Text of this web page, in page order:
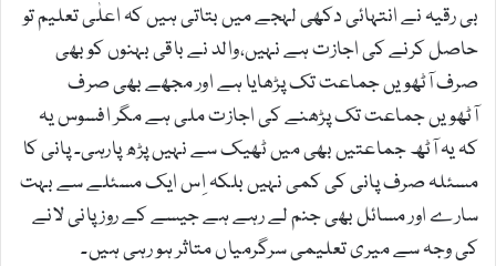
بی رقیہ نے انتہائی دکھی لہجے میں بتاتی ہیں کہ اعلٰی تعلیم تو
حاصل کرنے کی اجازت ہے نہیں،والد نے باقی بہنوں کو بھی
صرف آٹھویں جماعت تک پڑھایا ہے اور مجھے بھی صرف
آٹھویں جماعت تک پڑھنے کی اجازت ملی ہے مگر افسوس یہ
کہ یہ آٹھ جماعتیں بھی میں ٹھیک سے نہیں پڑھ پارہی۔ پانی کا
مسئلہ صرف پانی کی کمی نہیں بلکہ اِس ایک مسئلے سے بہت
سارے اور مسائل بھی جنم لے رہے ہے جیسے کے روز پانی لانے
کی وجہ سے میری تعلیمی سرگرمیاں متاثر ہو رہی ہیں۔